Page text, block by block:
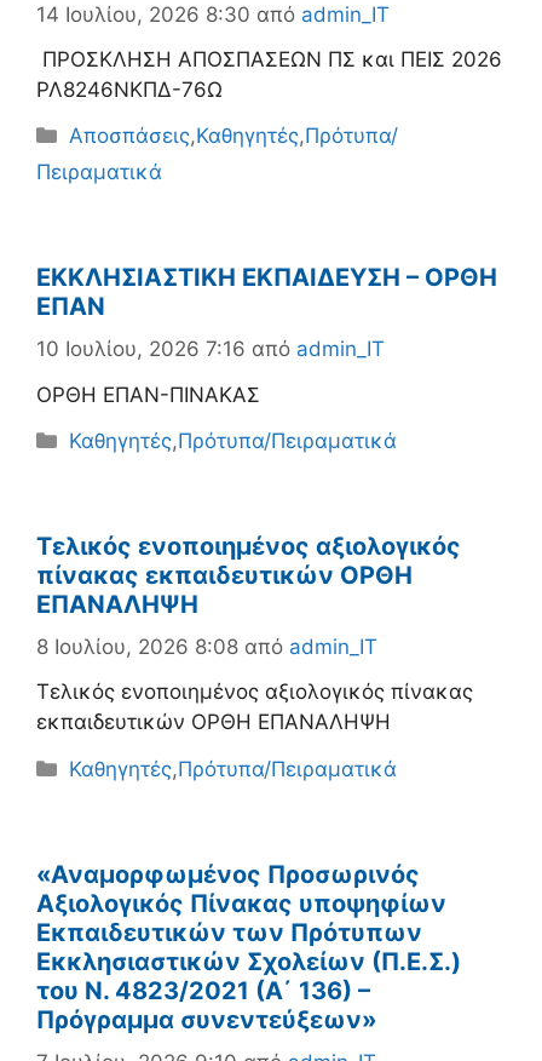
14 Ιουλίου, 2026 8:30 από admin_IT
ΠΡΟΣΚΛΗΣΗ ΑΠΟΣΠΑΣΕΩΝ ΠΣ και ΠΕΙΣ 2026
ΡΛ8246ΝΚΠΔ-76Ω
Κατηγορίες
Αποσπάσεις,Καθηγητές,Πρότυπα/
Πειραματικά
ΕΚΚΛΗΣΙΑΣΤΙΚΗ ΕΚΠΑΙΔΕΥΣΗ – ΟΡΘΗ
ΕΠΑΝ
10 Ιουλίου, 2026 7:16 από admin_IT
ΟΡΘΗ ΕΠΑΝ-ΠΙΝΑΚΑΣ
Κατηγορίες
Καθηγητές,Πρότυπα/Πειραματικά
Τελικός ενοποιημένος αξιολογικός
πίνακας εκπαιδευτικών ΟΡΘΗ
ΕΠΑΝΑΛΗΨΗ
8 Ιουλίου, 2026 8:08 από admin_IT
Τελικός ενοποιημένος αξιολογικός πίνακας
εκπαιδευτικών ΟΡΘΗ ΕΠΑΝΑΛΗΨΗ
Κατηγορίες
Καθηγητές,Πρότυπα/Πειραματικά
«Αναμορφωμένος Προσωρινός
Αξιολογικός Πίνακας υποψηφίων
Εκπαιδευτικών των Πρότυπων
Εκκλησιαστικών Σχολείων (Π.Ε.Σ.)
του Ν. 4823/2021 (Α΄ 136) –
Πρόγραμμα συνεντεύξεων» ​